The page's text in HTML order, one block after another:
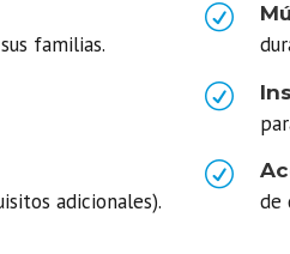
familias.
adicionales).
R
R
R
de